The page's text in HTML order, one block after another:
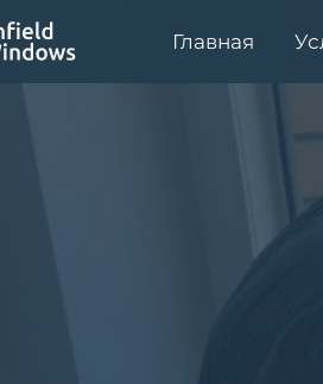
Главная